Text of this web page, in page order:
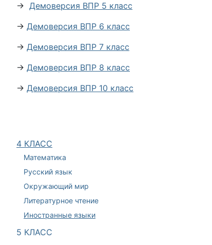
4 КЛАСС
Математика
Русский язык
Окружающий мир
Литературное чтение
Иностранные языки
5 КЛАСС
→ Демоверсия ВПР 5 класс
→ Демоверсия ВПР 6 класс
→ Демоверсия ВПР 7 класс
→ Демоверсия ВПР 8 класс
→ Демоверсия ВПР 10 класс